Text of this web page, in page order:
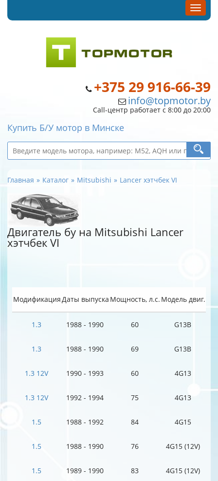
+375 29 916-66-39
info@topmotor.by
Call-центр работает с 8:00 до 20:00
Купить Б/У мотор в Минске
Главная Каталог Mitsubishi Lancer хэтчбек VI
Двигатель бу на Mitsubishi Lancer
хэтчбек VI
МодификацияДаты выпуска Мощность, л.с. Модель двиг.
1.3 1988 - 1990 60 G13B
1.3 1988 - 1990 69 G13B
1.3 12V 1990 - 1993 60 4G13
1.3 12V 1992 - 1994 75 4G13
1.5 1988 - 1992 84 4G15
1.5 1988 - 1990 76 4G15 (12V)
1.5 1989 - 1990 83 4G15 (12V)